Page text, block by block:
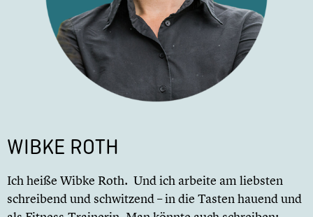
WIBKE ROTH
Ich heiße Wibke Roth. Und ich arbeite am liebsten
schreibend und schwitzend – in die Tasten hauend und